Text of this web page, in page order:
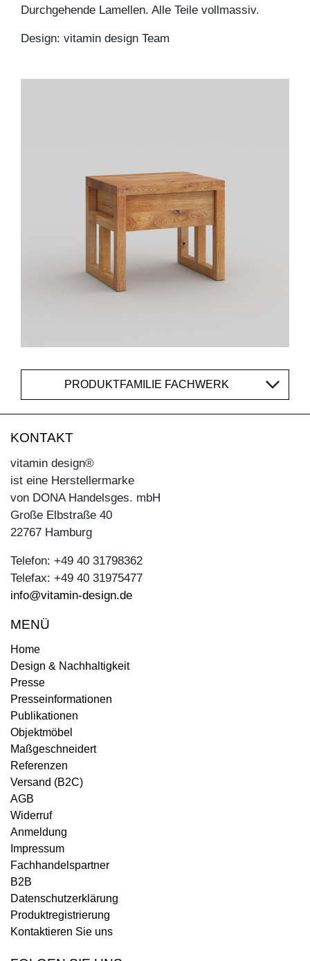
Durchgehende Lamellen. Alle Teile vollmassiv.
Design: vitamin design Team
PRODUKTFAMILIE FACHWERK
KONTAKT
vitamin design®
ist eine Herstellermarke
von DONA Handelsges. mbH
Große Elbstraße 40
22767 Hamburg
Telefon: +49 40 31798362
Telefax: +49 40 31975477
info@vitamin-design.de
MENÜ
Home
Design & Nachhaltigkeit
Presse
Presseinformationen
Publikationen
Objektmöbel
Maßgeschneidert
Referenzen
Versand (B2C)
AGB
Widerruf
Anmeldung
Impressum
Fachhandelspartner
B2B
Datenschutzerklärung
Produktregistrierung
Kontaktieren Sie uns